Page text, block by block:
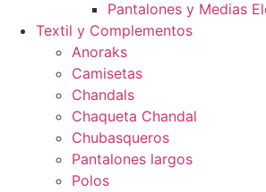
Pantalones y Medias
Textil y Complementos
Anoraks
Camisetas
Chandals
Chaqueta Chandal
Chubasqueros
Pantalones largos
Polos